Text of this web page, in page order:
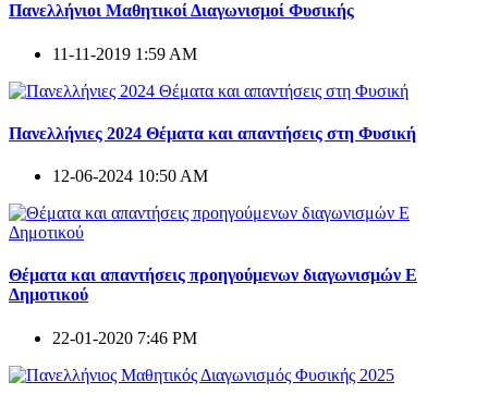
Πανελλήνιοι Μαθητικοί Διαγωνισμοί Φυσικής
11-11-2019 1:59 AM
Πανελλήνιες 2024 Θέματα και απαντήσεις στη Φυσική
12-06-2024 10:50 AM
Θέματα και απαντήσεις προηγούμενων διαγωνισμών E
Δημοτικού
22-01-2020 7:46 PM